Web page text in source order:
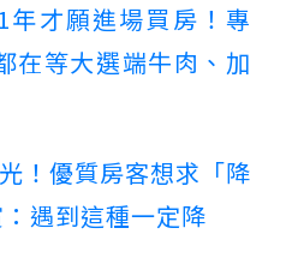
年才願進場買房！專
在等大選端牛肉、加
！優質房客想求「降
遇到這種一定降